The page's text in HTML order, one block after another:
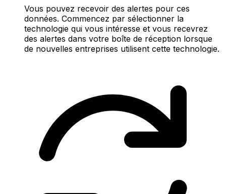
Vous pouvez recevoir des alertes pour ces
données. Commencez par sélectionner la
technologie qui vous intéresse et vous recevrez
des alertes dans votre boîte de réception lorsque
de nouvelles entreprises utilisent cette technologie.